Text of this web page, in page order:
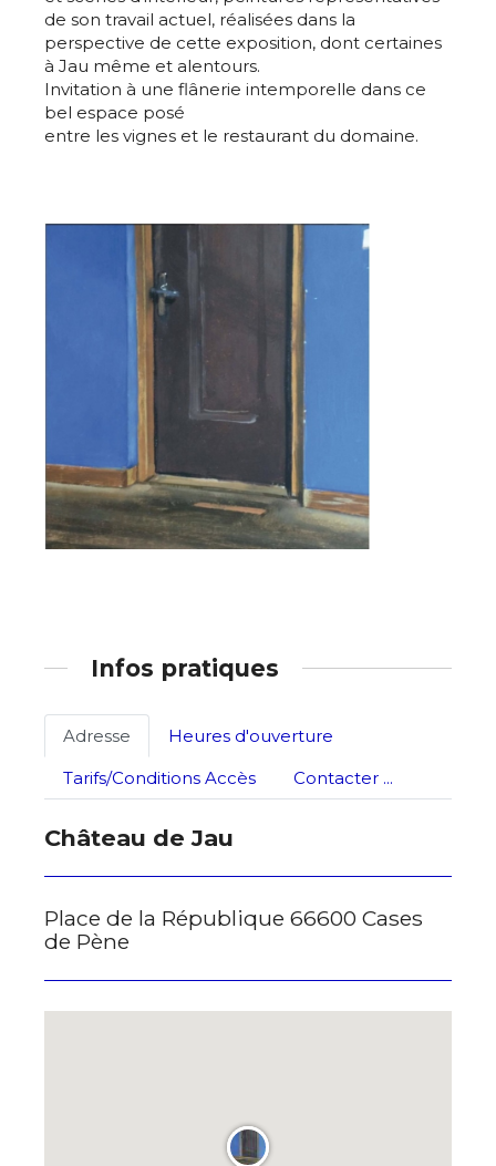
J'accepte lestermes et conditions
Nom
* Champ obligatoire
de son travail actuel, réalisées dans la
perspective de cette exposition, dont certaines
à Jau même et alentours.
Invitation à une flânerie intemporelle dans ce
bel espace posé
entre les vignes et le restaurant du domaine.
Infos pratiques
Adresse
Heures d'ouverture
Tarifs/Conditions Accès
Contacter ...
Château de Jau
Place de la République 66600 Cases
de Pène